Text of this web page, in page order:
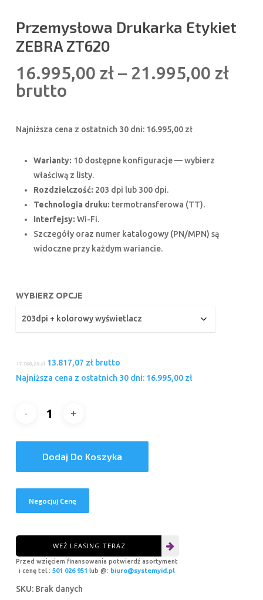
Przemysłowa Drukarka Etykiet
ZEBRA ZT620
16.995,00 zł – 21.995,00 zł
brutto
Najniższa cena z ostatnich 30 dni: 16.995,00 zł
Warianty: 10 dostępne konfiguracje — wybierz
właściwą z listy.
Rozdzielczość: 203 dpi lub 300 dpi.
Technologia druku: termotransferowa (TT).
Interfejsy: Wi-Fi.
Szczegóły oraz numer katalogowy (PN/MPN) są
widoczne przy każdym wariancie.
WYBIERZ OPCJE
17.768,29zł Pierwotna
cena
13.817,07 złAktualna
cena
brutto
Najniższa cena z ostatnich 30 dni: 16.995,00 zł
Dodaj Do Koszyka
Negocjuj Cenę
WEŹ LEASING TERAZ
Przed wzięciem finansowania potwierdź asortyment
i cenę tel.: 501 026 951 lub @: biuro@systemyid.pl
SKU: Brak danych